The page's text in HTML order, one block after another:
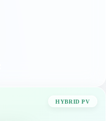
HYBRID PV